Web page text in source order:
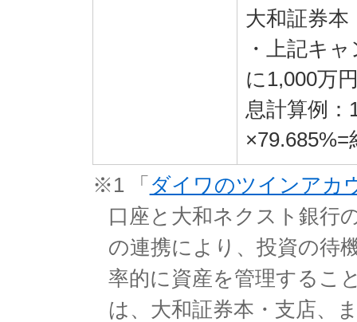
大和証券
・上記キ
に1,000万
息計算例：
×79.685%=
※1 「 ダイワのツインアカ
口座と大和ネクスト銀行
の連携により、投資の待
率的に資産を管理するこ
は、大和証券本・支店、